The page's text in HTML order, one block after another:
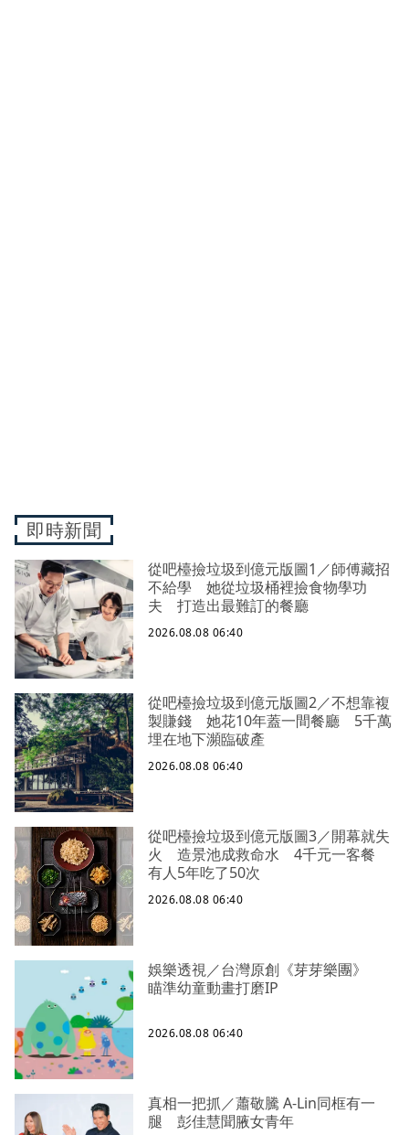
即時新聞
從吧檯撿垃圾到億元版圖1／師傅藏招
不給學 她從垃圾桶裡撿食物學功
夫 打造出最難訂的餐廳
2026.08.08 06:40
從吧檯撿垃圾到億元版圖2／不想靠複
製賺錢 她花10年蓋一間餐廳 5千萬
埋在地下瀕臨破產
2026.08.08 06:40
從吧檯撿垃圾到億元版圖3／開幕就失
火 造景池成救命水 4千元一客餐
有人5年吃了50次
2026.08.08 06:40
娛樂透視／台灣原創《芽芽樂團》
瞄準幼童動畫打磨IP
2026.08.08 06:40
真相一把抓／蕭敬騰 A-Lin同框有一
腿 彭佳慧聞腋女青年